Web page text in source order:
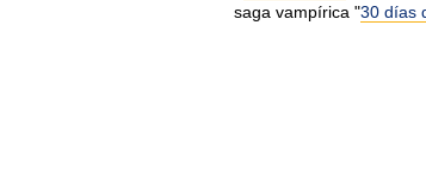
saga vampírica "30 días